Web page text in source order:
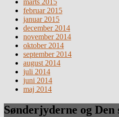
februar 2015
januar 2015
december 2014
november 2014
oktober 2014
september 2014
august 2014
juli 2014
juni 2014
maj 2014
Sønderjyderne og